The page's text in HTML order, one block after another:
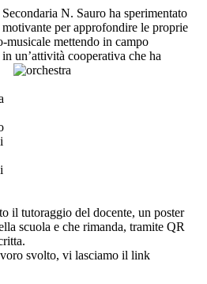
N. Sauro ha sperimentato
per approfondire le proprie
musicale mettendo in campo
un’attività cooperativa che ha
il tutoraggio del docente, un poster
scuola e che rimanda, tramite QR
svolto, vi lasciamo il link